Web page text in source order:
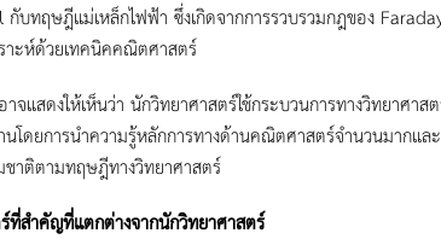
ฤษฎีแม่เหล็กไฟฟ้า ซึ่งเกิดจากการรวบรวมกฎของ
ราะห์ด้วยเทคนิคคณิตศาสตร์
สดงให้เห็นว่า นักวิทยาศาสตร์ใช้กระบวนการทางวิทยาศาส
ดยการนำความรู้หลักการทางด้านคณิตศาสตร์จำนวนมากแล
ชาติตามทฤษฎีทางวิทยาศาสตร์
สำคัญที่แตกต่างจากนักวิทยาศาสตร์